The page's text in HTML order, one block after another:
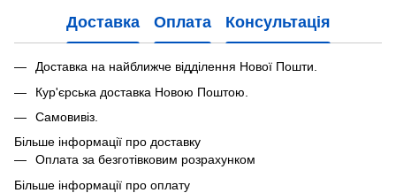
Доставка Оплата Консультація
Доставка на найближче відділення Нової Пошти.
Кур'єрська доставка Новою Поштою.
Самовивіз.
Більше інформації про доставку
Оплата за безготівковим розрахунком
Більше інформації про оплату